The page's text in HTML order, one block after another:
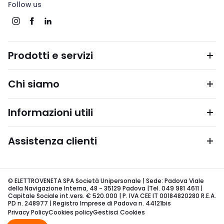
Follow us
Prodotti e servizi
Chi siamo
Informazioni utili
Assistenza clienti
© ELETTROVENETA SPA Società Unipersonale | Sede: Padova Viale
della Navigazione Interna, 48 - 35129 Padova |Tel. 049 981 4611 |
Capitale Sociale int.vers. € 520.000 | P. IVA CEE IT 00184820280 R.E.A.
PD n. 248977 | Registro Imprese di Padova n. 44121bis
Privacy PolicyCookies policyGestisci Cookies